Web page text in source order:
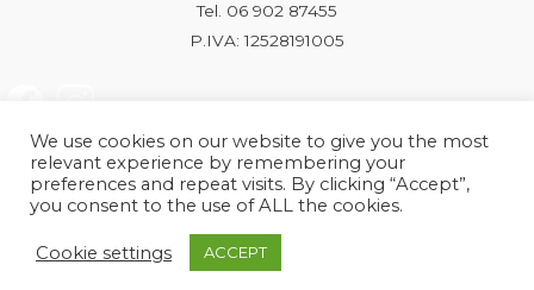
Tel. 06 902 87455
P.IVA: 12528191005
Roma | PI e CF: 12528191005 | markonetsrl@pec.it |
We use cookies on our website to give you the most
relevant experience by remembering your
preferences and repeat visits. By clicking “Accept”,
you consent to the use of ALL the cookies.
Cookie settings ACCEPT